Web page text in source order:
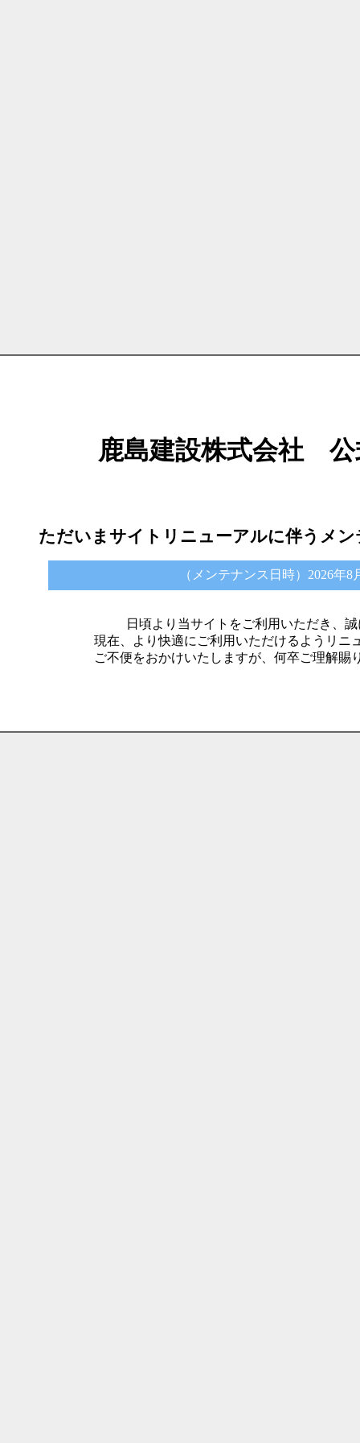
鹿島建設株式会社
ただいまサイトリニューアルに伴うメ
（メンテナンス日時）2026年8
日頃より当サイトをご利用いただき、
現在、より快適にご利用いただけるようリニ
ご不便をおかけいたしますが、何卒ご理解賜